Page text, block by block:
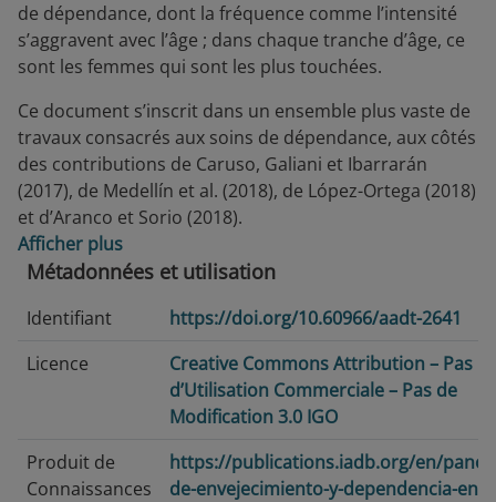
de dépendance, dont la fréquence comme l’intensité
s’aggravent avec l’âge ; dans chaque tranche d’âge, ce
sont les femmes qui sont les plus touchées.
Ce document s’inscrit dans un ensemble plus vaste de
travaux consacrés aux soins de dépendance, aux côtés
des contributions de Caruso, Galiani et Ibarrarán
(2017), de Medellín et al. (2018), de López-Ortega (2018)
et d’Aranco et Sorio (2018).
Afficher plus
Métadonnées et utilisation
Identifiant
https://doi.org/10.60966/aadt-2641
Licence
Creative Commons Attribution – Pas
d’Utilisation Commerciale – Pas de
Modification 3.0 IGO
Produit de
Connaissances
https://publications.iadb.org/en/
de-envejecimiento-y-dependencia-en-